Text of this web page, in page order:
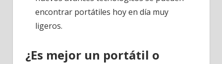
encontrar portátiles hoy en día muy
ligeros.
¿Es mejor un portátil o